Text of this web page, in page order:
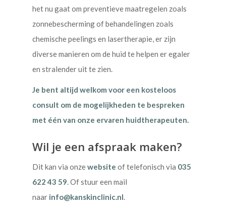
het nu gaat om preventieve maatregelen zoals
zonnebescherming of behandelingen zoals
chemische peelings en lasertherapie, er zijn
diverse manieren om de huid te helpen er egaler
en stralender uit te zien.
Je bent altijd welkom voor een kosteloos
consult om de mogelijkheden te bespreken
met één van onze ervaren huidtherapeuten.
Wil je een afspraak maken?
Dit kan via onzewebsite of telefonisch via 035
622 43 59. Of stuur een mail
naar info@kanskinclinic.nl.